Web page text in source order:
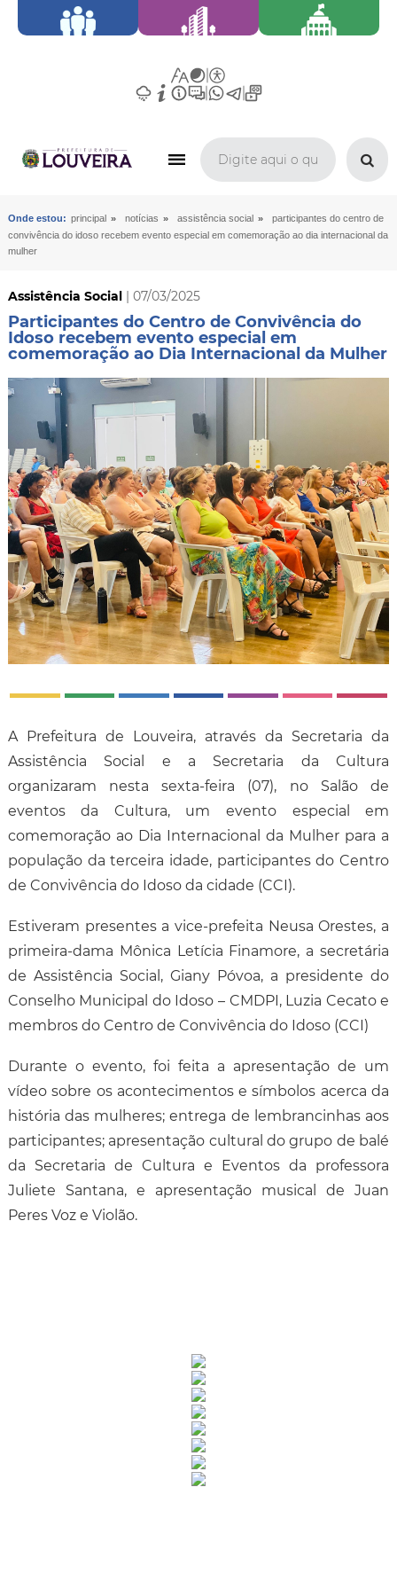
Onde estou: principal » notícias » assistência social »
participantes do centro de
convivência do idoso recebem evento especial em comemoração ao dia internacional da
mulher
Assistência Social| 07/03/2025
Participantes do Centro de Convivência do
Idoso recebem evento especial em
comemoração ao Dia Internacional da Mulher
A Prefeitura de Louveira, através da Secretaria da
Assistência Social e a Secretaria da Cultura
organizaram nesta sexta-feira (07), no Salão de
eventos da Cultura, um evento especial em
comemoração ao Dia Internacional da Mulher para a
população da terceira idade, participantes do Centro
de Convivência do Idoso da cidade (CCI).
Estiveram presentes a vice-prefeita Neusa Orestes, a
primeira-dama Mônica Letícia Finamore, a secretária
de Assistência Social, Giany Póvoa, a presidente do
Conselho Municipal do Idoso – CMDPI, Luzia Cecato e
membros do Centro de Convivência do Idoso (CCI)
Durante o evento, foi feita a apresentação de um
vídeo sobre os acontecimentos e símbolos acerca da
história das mulheres; entrega de lembrancinhas aos
participantes; apresentação cultural do grupo de balé
da Secretaria de Cultura e Eventos da professora
Juliete Santana, e apresentação musical de Juan
Peres Voz e Violão.